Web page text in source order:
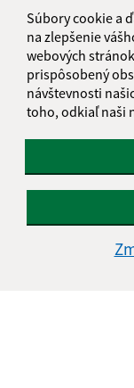
Súbory cookie a
na zlepšenie
webových
prispôsobený
návštevnosti
toho, odkiaľ naši